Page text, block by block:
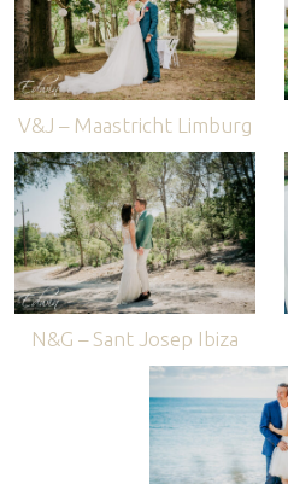
V&J – Maastricht Limburg
N&G – Sant Josep Ibiza